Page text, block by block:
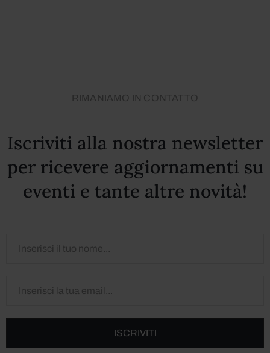
RIMANIAMO IN CONTATTO
Iscriviti alla nostra newsletter
per ricevere aggiornamenti su
eventi e tante altre novità!